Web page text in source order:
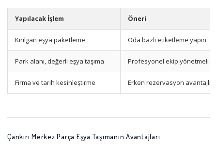
Yapılacak İşlem Öneri
Kırılgan eşya paketleme Oda bazlı etiketleme yapın
Park alanı, değerli eşya taşıma Profesyonel ekip yönetmeli
Firma ve tarih kesinleştirme Erken rezervasyon
Çankırı Merkez Parça Eşya Taşımanın Avantajları